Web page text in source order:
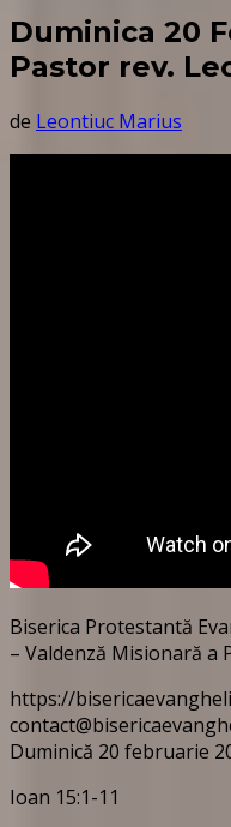
Duminica 20
Pastor rev.
de Leontiuc Marius
Biserica Protestantă
– Valdenză Misionară a
https://
Duminică 20 februarie
Ioan 15:1-11